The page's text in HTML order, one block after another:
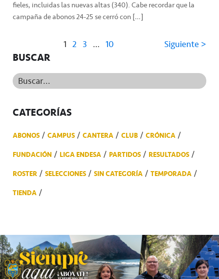
fieles, incluidas las nuevas altas (340). Cabe recordar que la
campaña de abonos 24-25 se cerró con […]
1 2 3 … 10 Siguiente >
BUSCAR
Buscar...
CATEGORÍAS
ABONOS CAMPUS CANTERA CLUB
CRÓNICA
FUNDACIÓN
LIGA ENDESA PARTIDOS
RESULTADOS
ROSTER
SELECCIONES SIN CATEGORÍA
TEMPORADA
TIENDA